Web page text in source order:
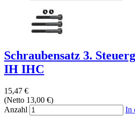
Schraubensatz 3.
IH IHC
15,47 €
(Netto 13,00 €)
Anzahl
In